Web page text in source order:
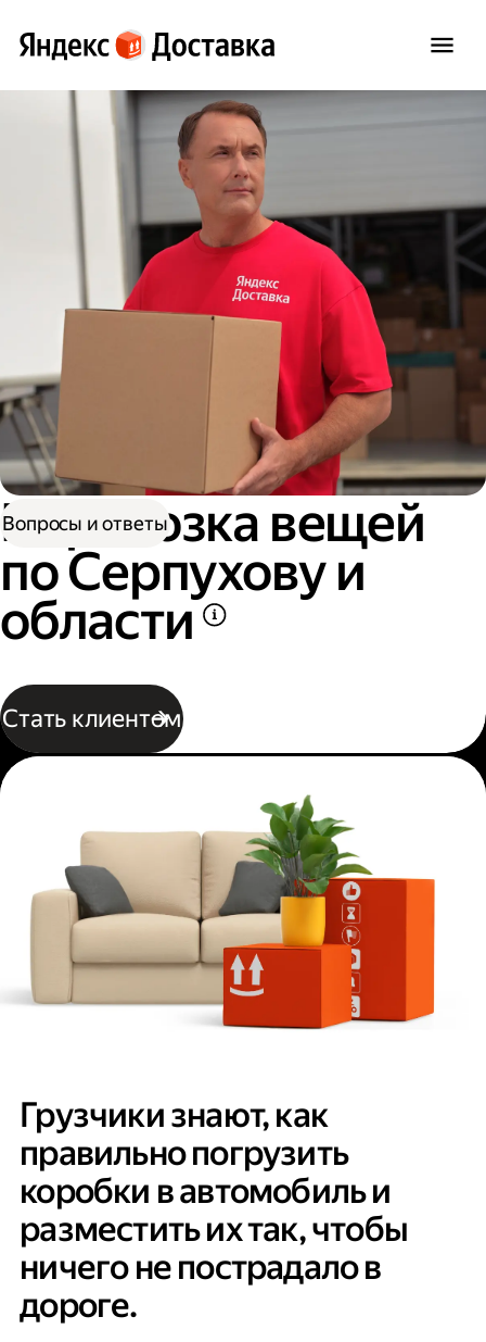
Перевозка вещей
по Серпухову и
области
Стать клиентом
Вопросы и ответы
Грузчики знают, как
правильно погрузить
коробки в автомобиль и
разместить их так, чтобы
ничего не пострадало в
дороге.